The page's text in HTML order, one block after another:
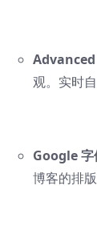
观。实时
Google
博客的排